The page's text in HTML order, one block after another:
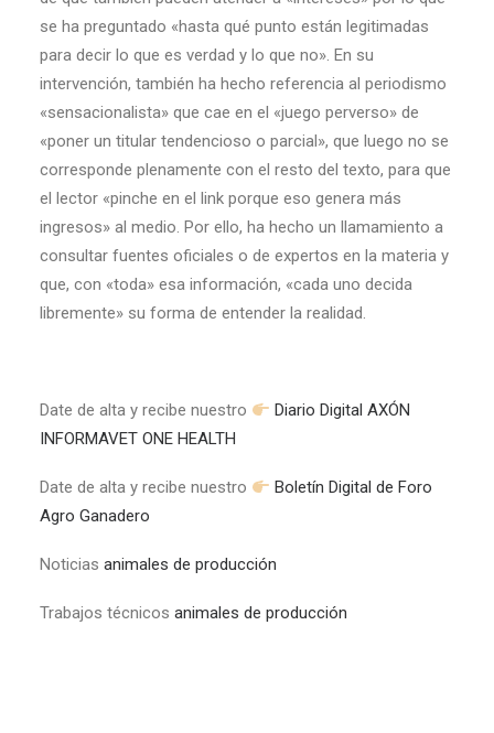
se ha preguntado «hasta qué punto están legitimadas
para decir lo que es verdad y lo que no». En su
intervención, también ha hecho referencia al periodismo
«sensacionalista» que cae en el «juego perverso» de
«poner un titular tendencioso o parcial», que luego no se
corresponde plenamente con el resto del texto, para que
el lector «pinche en el link porque eso genera más
ingresos» al medio. Por ello, ha hecho un llamamiento a
consultar fuentes oficiales o de expertos en la materia y
que, con «toda» esa información, «cada uno decida
libremente» su forma de entender la realidad.
Date de alta y recibe nuestro
Diario Digital AXÓN
INFORMAVET ONE HEALTH
Date de alta y recibe nuestro
Boletín Digital de Foro
Agro Ganadero
Noticias animales de producción
Trabajos técnicos animales de producción